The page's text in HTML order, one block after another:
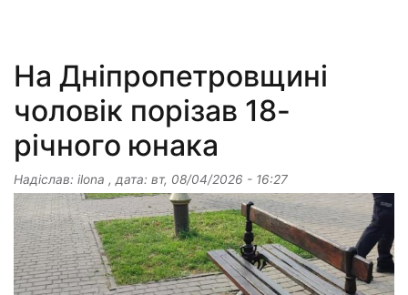
На Дніпропетровщині
чоловік порізав 18-
річного юнака
Надіслав: ilona , дата: вт, 08/04/2026 - 16:27